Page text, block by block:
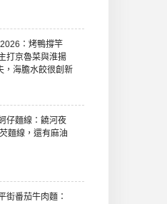
：烤鴨撐竿
打京魯菜與淮揚
，海膽水餃很創新
仔麵線：饒河夜
麵線，還有麻油
街番茄牛肉麵：